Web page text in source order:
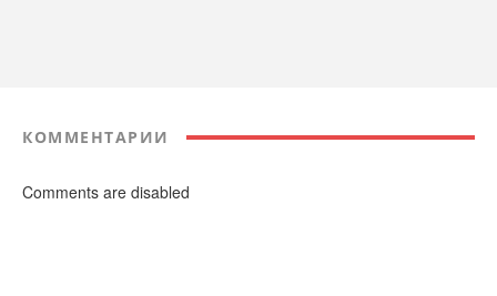
КОММЕНТАРИИ
Comments are disabled